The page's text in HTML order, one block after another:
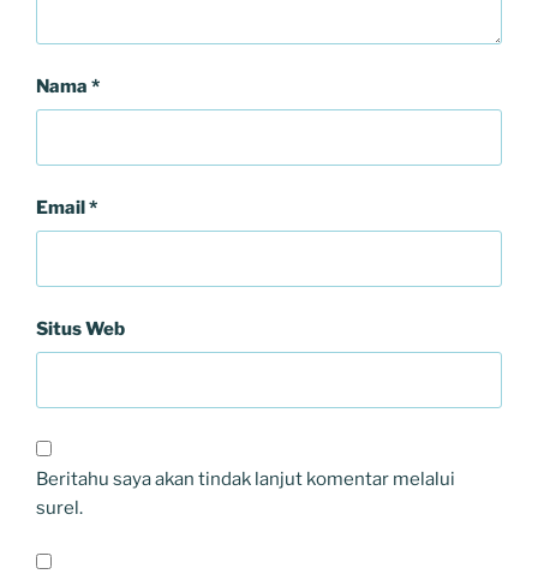
Nama *
Email*
Situs Web
Beritahu saya akan tindak lanjut komentar melalui
surel.